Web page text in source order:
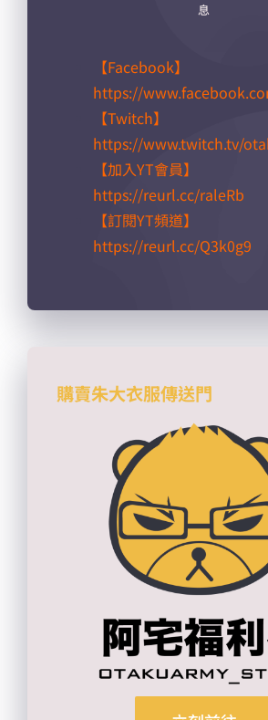
息
【Facebook】
https://
【Twitch】
https://www.twitch.tv/
【加入YT會員】
https://reurl.cc/raleRb​
【訂閱YT頻道】
https://reurl.cc/Q3k0g9​
購賣朱大衣服傳送門